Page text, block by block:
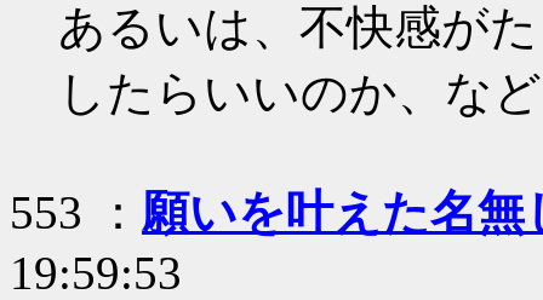
あるいは、不快感が
したらいいのか、な
553 ： 願いを叶えた名無
19:59:53